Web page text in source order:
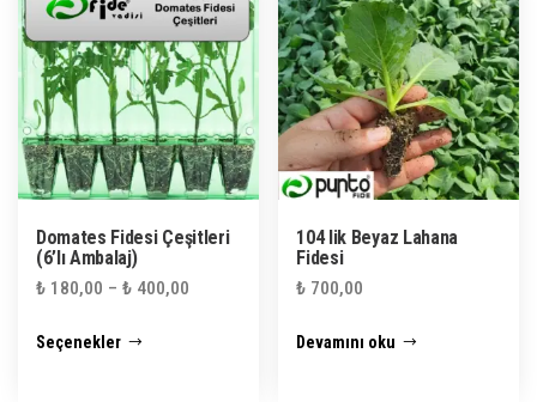
Seçenekler
ürün
sayfasından
seçilebilir
Domates Fidesi Çeşitleri
(6’lı Ambalaj)
₺ 180,00 – ₺ 400,00
Seçenekler
104 lik Beyaz Lahana
Fidesi
₺ 700,00
Devamını oku